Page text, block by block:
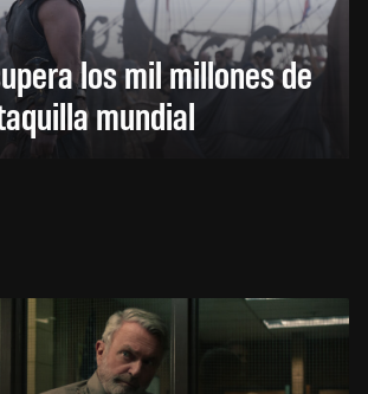
los mil millones de
mundial